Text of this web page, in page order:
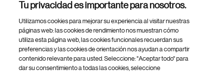
Footer Site Search
Tu privacidad es importante para nosotros.
Utilizamos cookies para mejorar su experiencia al visitar nuestras
páginas web: las cookies de rendimiento nos muestran cómo
utiliza esta página web, las cookies funcionales recuerdan sus
preferencias y las cookies de orientación nos ayudan a compartir
contenido relevante para usted. Seleccione: "Aceptar todo" para
dar su consentimiento a todas las cookies, seleccione